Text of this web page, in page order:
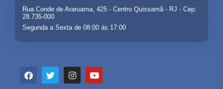
Rua Conde de Araruama, 425 - Centro Quissamã - RJ - Cep:
28.735-000
Segunda a Sexta de 08:00 às 17:00